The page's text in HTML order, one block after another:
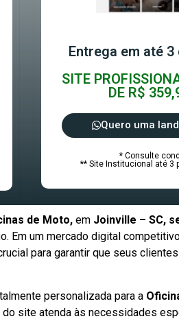
Entrega em até
SITE
DE R$
Quero uma
* Consulte
** Site Institucional até 3
de Moto, em Joinville – SC,
Em um mercado digital
para garantir que seus
personalizada para a
do site atenda às necessidades